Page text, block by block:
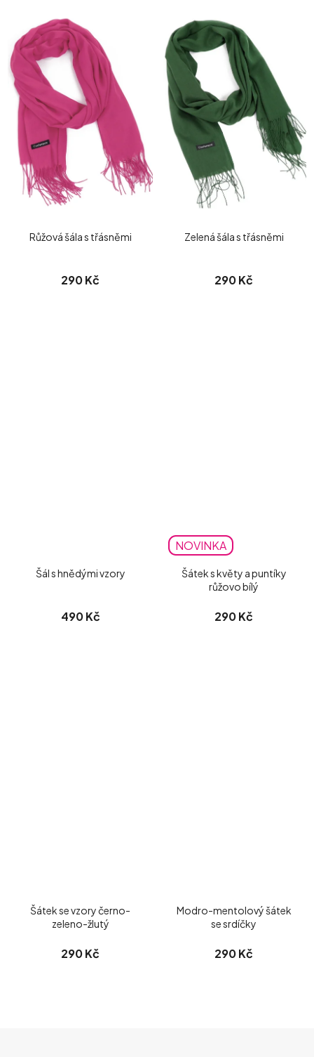
Růžová šála s třásněmi
290 Kč
Zelená šála s třásněmi
290 Kč
Šál s hnědými vzory
490 Kč
NOVINKA
Šátek s květy a puntíky
růžovo bílý
290 Kč
Šátek se vzory černo-
zeleno-žlutý
290 Kč
Modro-mentolový šátek
se srdíčky
290 Kč